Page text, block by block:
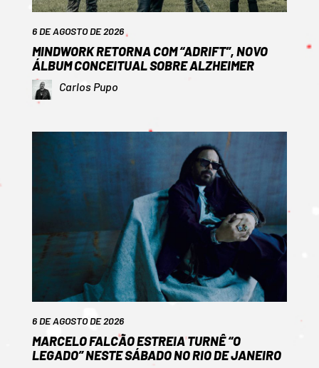
6 DE AGOSTO DE 2026
MINDWORK RETORNA COM “ADRIFT”, NOVO
ÁLBUM CONCEITUAL SOBRE ALZHEIMER
Carlos Pupo
6 DE AGOSTO DE 2026
MARCELO FALCÃO ESTREIA TURNÊ “O
LEGADO” NESTE SÁBADO NO RIO DE JANEIRO